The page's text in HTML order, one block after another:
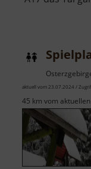
aktuell vom 23.07.2024 /
45 km vom